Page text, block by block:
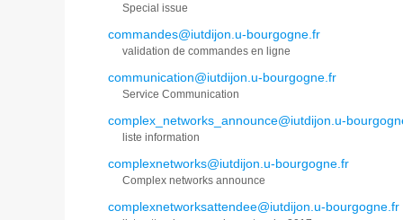
Special issue
commandes@iutdijon.u-bourgogne.fr
validation de commandes en ligne
communication@iutdijon.u-bourgogne.fr
Service Communication
complex_networks_announce@iutdijon.u-
liste information
complexnetworks@iutdijon.u-bourgogne.fr
Complex networks announce
complexnetworksattendee@iutdijon.u-bourgogne.fr